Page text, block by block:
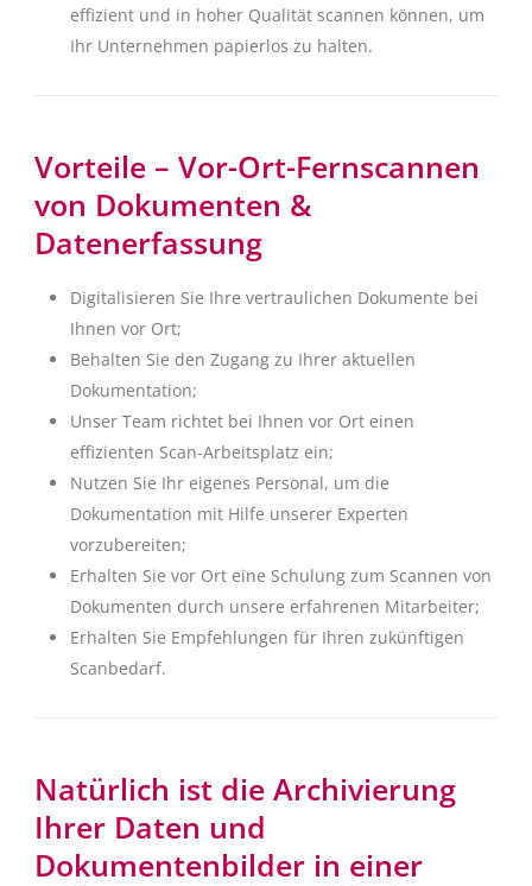
effizient und in hoher Qualität scannen können, um
Ihr Unternehmen papierlos zu halten.
Vorteile – Vor-Ort-Fernscannen
von Dokumenten &
Datenerfassung
Digitalisieren Sie Ihre vertraulichen Dokumente bei
Ihnen vor Ort;
Behalten Sie den Zugang zu Ihrer aktuellen
Dokumentation;
Unser Team richtet bei Ihnen vor Ort einen
effizienten Scan-Arbeitsplatz ein;
Nutzen Sie Ihr eigenes Personal, um die
Dokumentation mit Hilfe unserer Experten
vorzubereiten;
Erhalten Sie vor Ort eine Schulung zum Scannen von
Dokumenten durch unsere erfahrenen Mitarbeiter;
Erhalten Sie Empfehlungen für Ihren zukünftigen
Scanbedarf.
Natürlich ist die Archivierung
Ihrer Daten und
Dokumentenbilder in einer